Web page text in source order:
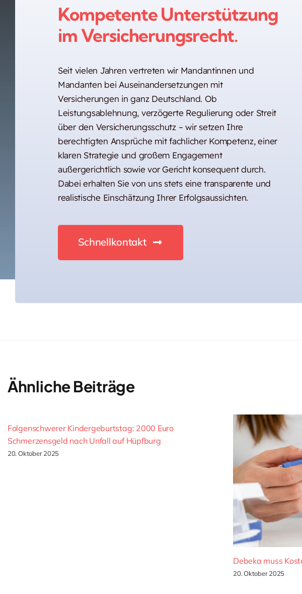
Kompetente Unterstützung
im Versicherungsrecht.
Seit vielen Jahren vertreten wir Mandantinnen und
Mandanten bei Auseinandersetzungen mit
Versicherungen in ganz Deutschland. Ob
Leistungsablehnung, verzögerte Regulierung oder Streit
über den Versicherungsschutz – wir setzen Ihre
berechtigten Ansprüche mit fachlicher Kompetenz, einer
klaren Strategie und großem Engagement
außergerichtlich sowie vor Gericht konsequent durch.
Dabei erhalten Sie von uns stets eine transparente und
realistische Einschätzung Ihrer Erfolgsaussichten.
Schnellkontakt
Ähnliche Beiträge
Folgenschwerer Kindergeburtstag: 2000 Euro
Schmerzensgeld nach Unfall auf Hüpfburg
20. Oktober 2025
Debeka muss
20. Oktober 2025